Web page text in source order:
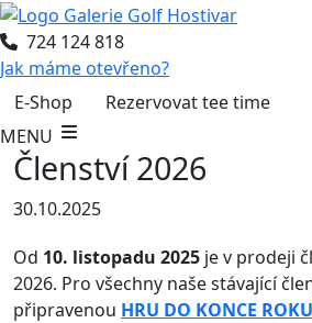
724 124 818
Jak máme otevřeno?
E-Shop
Rezervovat tee time
MENU
Členství 2026
30.10.2025
Od 10. listopadu 2025 je v prodeji
2026. Pro všechny naše stávající
připravenou HRU DO KONCE